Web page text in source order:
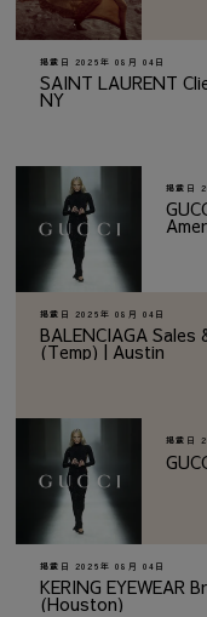
掲載日 2026年 08月 04日
SAINT LAURENT
NY
掲載日
掲載日 2026年 08月 04日
BALENCIAGA Sales
(Temp) | Austin
掲載日
掲載日 2026年 08月 04日
KERING EYEWEAR
(Houston)